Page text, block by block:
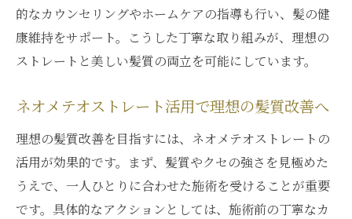
的なカウンセリングやホームケアの指導も行い、髪の健
康維持をサポート。こうした丁寧な取り組みが、理想の
ストレートと美しい髪質の両立を可能にしています。
ネオメテオストレート活用で理想の髪質改善へ
理想の髪質改善を目指すには、ネオメテオストレートの
活用が効果的です。まず、髪質やクセの強さを見極めた
うえで、一人ひとりに合わせた施術を受けることが重要
です。具体的なアクションとしては、施術前の丁寧なカ